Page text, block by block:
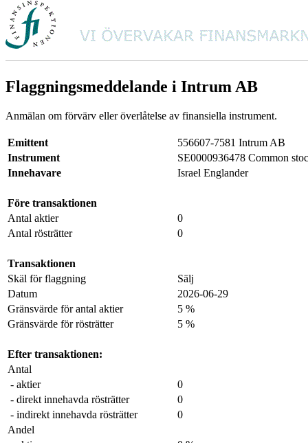
Flaggningsmeddelande i Intrum AB
Anmälan om förvärv eller överlåtelse av finansiella instrument.
Emittent
556607-7581 Intrum AB
Instrument
SE0000936478 Common
Innehavare
Israel Englander
Före transaktionen
Antal aktier
0
Antal rösträtter
0
Transaktionen
Skäl för flaggning
Sälj
Datum
2026-06-29
Gränsvärde för antal aktier
5 %
Gränsvärde för rösträtter
5 %
Efter transaktionen:
Antal
- aktier
0
- direkt innehavda rösträtter
0
- indirekt innehavda rösträtter
0
Andel